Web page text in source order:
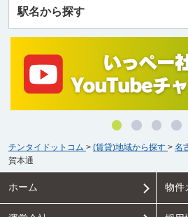
駅名から探す
チンタイドットコム > (賃貸)地域から探す > 名
賀本通
ホーム 物件